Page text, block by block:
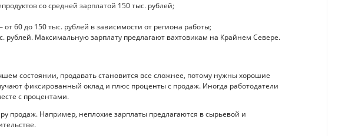
со средней зарплатой 150 тыс. рублей;
60 до 150 тыс. рублей в зависимости от региона работы;
рублей. Максимальную зарплату предлагают вахтовикам на Крайнем Севере.
состоянии, продавать становится все сложнее, потому нужны хорошие
фиксированный оклад и плюс проценты с продаж. Иногда работодатели
с процентами.
продаж. Например, неплохие зарплаты предлагаются в сырьевой и